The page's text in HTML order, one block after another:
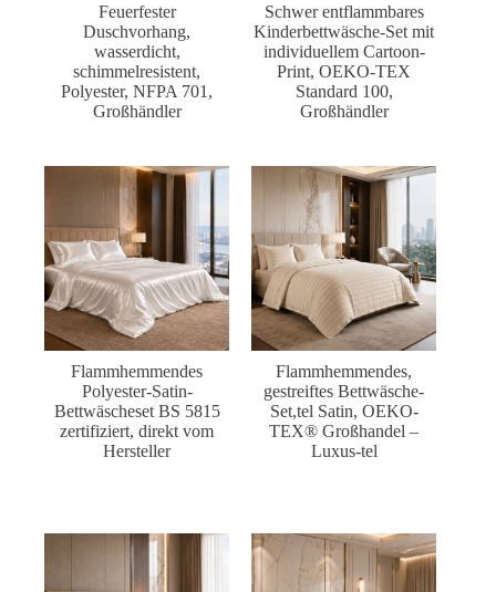
Feuerfester
Duschvorhang,
wasserdicht,
schimmelresistent,
Polyester, NFPA 701,
Großhändler
Schwer entflammbares
Kinderbettwäsche-Set mit
individuellem Cartoon-
Print, OEKO-TEX
Standard 100,
Großhändler
Flammhemmendes
Polyester-Satin-
Bettwäscheset BS 5815
zertifiziert, direkt vom
Hersteller
Flammhemmendes,
gestreiftes Bettwäsche-
Set,tel Satin, OEKO-
TEX® Großhandel –
Luxus-tel